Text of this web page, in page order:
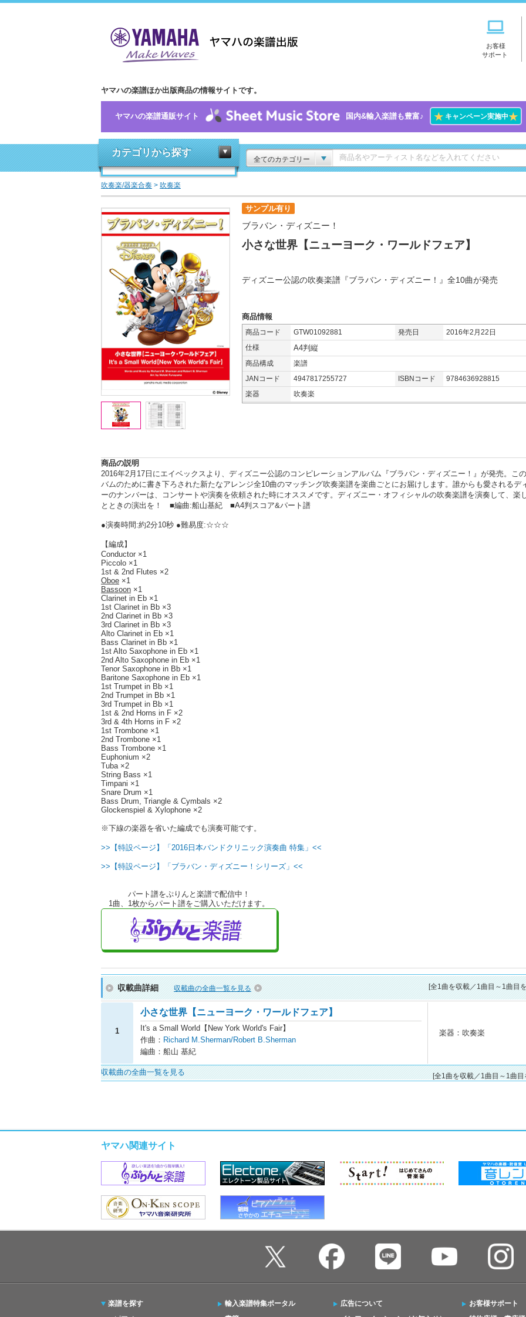
お客様
サポート
ヤマハの楽譜ほか出版商品の情報サイトです。
ヤマハの楽譜通販サイト 国内&輸入楽譜も豊富♪ ★キャンペーン実施中★
カテゴリから探す
全てのカテゴリー
吹奏楽/器楽合奏 > 吹奏楽
サンプル有り
ブラバン・ディズニー！
小さな世界【ニューヨーク・ワールドフェア】
ディズニー公認の吹奏楽譜『ブラバン・ディズニー！』全10曲が発売
商品情報
商品コード GTW01092881 発売日
2016年2月22日
仕様
A4判縦
商品構成
楽譜
JANコード
4947817255727 ISBNコード
9784636928815
楽器
吹奏楽
商品の説明
2016年2月17日にエイベックスより、ディズニー公認のコンピレーションアルバム『ブラバン・ディズニー！』が発売。こ
バムのために書き下ろされた新たなアレンジ全10曲のマッチング吹奏楽譜を楽曲ごとにお届けします。誰からも愛されるデ
ーのナンバーは、コンサートや演奏を依頼された時にオススメです。ディズニー・オフィシャルの吹奏楽譜を演奏して、楽
とときの演出を！ ■編曲:船山基紀 ■A4判スコア&パート譜
●演奏時間:約2分10秒 ●難易度:☆☆☆
【編成】
Conductor ×1
Piccolo ×1
1st & 2nd Flutes ×2
Oboe ×1
Bassoon ×1
Clarinet in Eb ×1
1st Clarinet in Bb ×3
2nd Clarinet in Bb ×3
3rd Clarinet in Bb ×3
Alto Clarinet in Eb ×1
Bass Clarinet in Bb ×1
1st Alto Saxophone in Eb ×1
2nd Alto Saxophone in Eb ×1
Tenor Saxophone in Bb ×1
Baritone Saxophone in Eb ×1
1st Trumpet in Bb ×1
2nd Trumpet in Bb ×1
3rd Trumpet in Bb ×1
1st & 2nd Horns in F ×2
3rd & 4th Horns in F ×2
1st Trombone ×1
2nd Trombone ×1
Bass Trombone ×1
Euphonium ×2
Tuba ×2
String Bass ×1
Timpani ×1
Snare Drum ×1
Bass Drum, Triangle & Cymbals ×2
Glockenspiel & Xylophone ×2
※下線の楽器を省いた編成でも演奏可能です。
>>【特設ページ】「2016日本バンドクリニック演奏曲 特集」<<
>>【特設ページ】「ブラバン・ディズニー！シリーズ」<<
パート譜をぷりんと楽譜で配信中！
1曲、1枚からパート譜をご購入いただけます。
収載曲詳細 収載曲の全曲一覧を見る [全1曲を収載／1曲目～1曲目
1
小さな世界【ニューヨーク・ワールドフェア】
It's a Small World【New York World's Fair】
作曲： Richard M.Sherman/Robert B.Sherman
編曲：船山 基紀
楽器：吹奏楽
収載曲の全曲一覧を見る [全1曲を収載／1曲目～1曲目
ヤマハ関連サイト
楽譜を探す
輸入楽譜特集ポータル
広告について
お客様サポート